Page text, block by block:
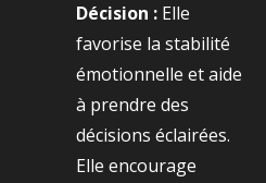
Décision : Elle
favorise la stabilité
émotionnelle et aide
à prendre des
décisions éclairées.
Elle encourage